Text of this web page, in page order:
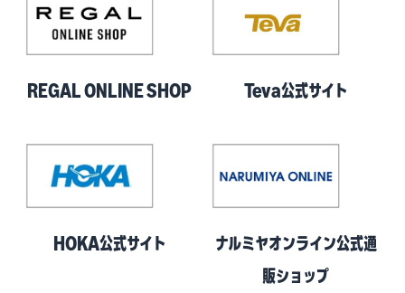
REGAL ONLINE SHOP Teva公式サイト
HOKA公式サイト
ナルミヤオンライン公式通
販ショップ